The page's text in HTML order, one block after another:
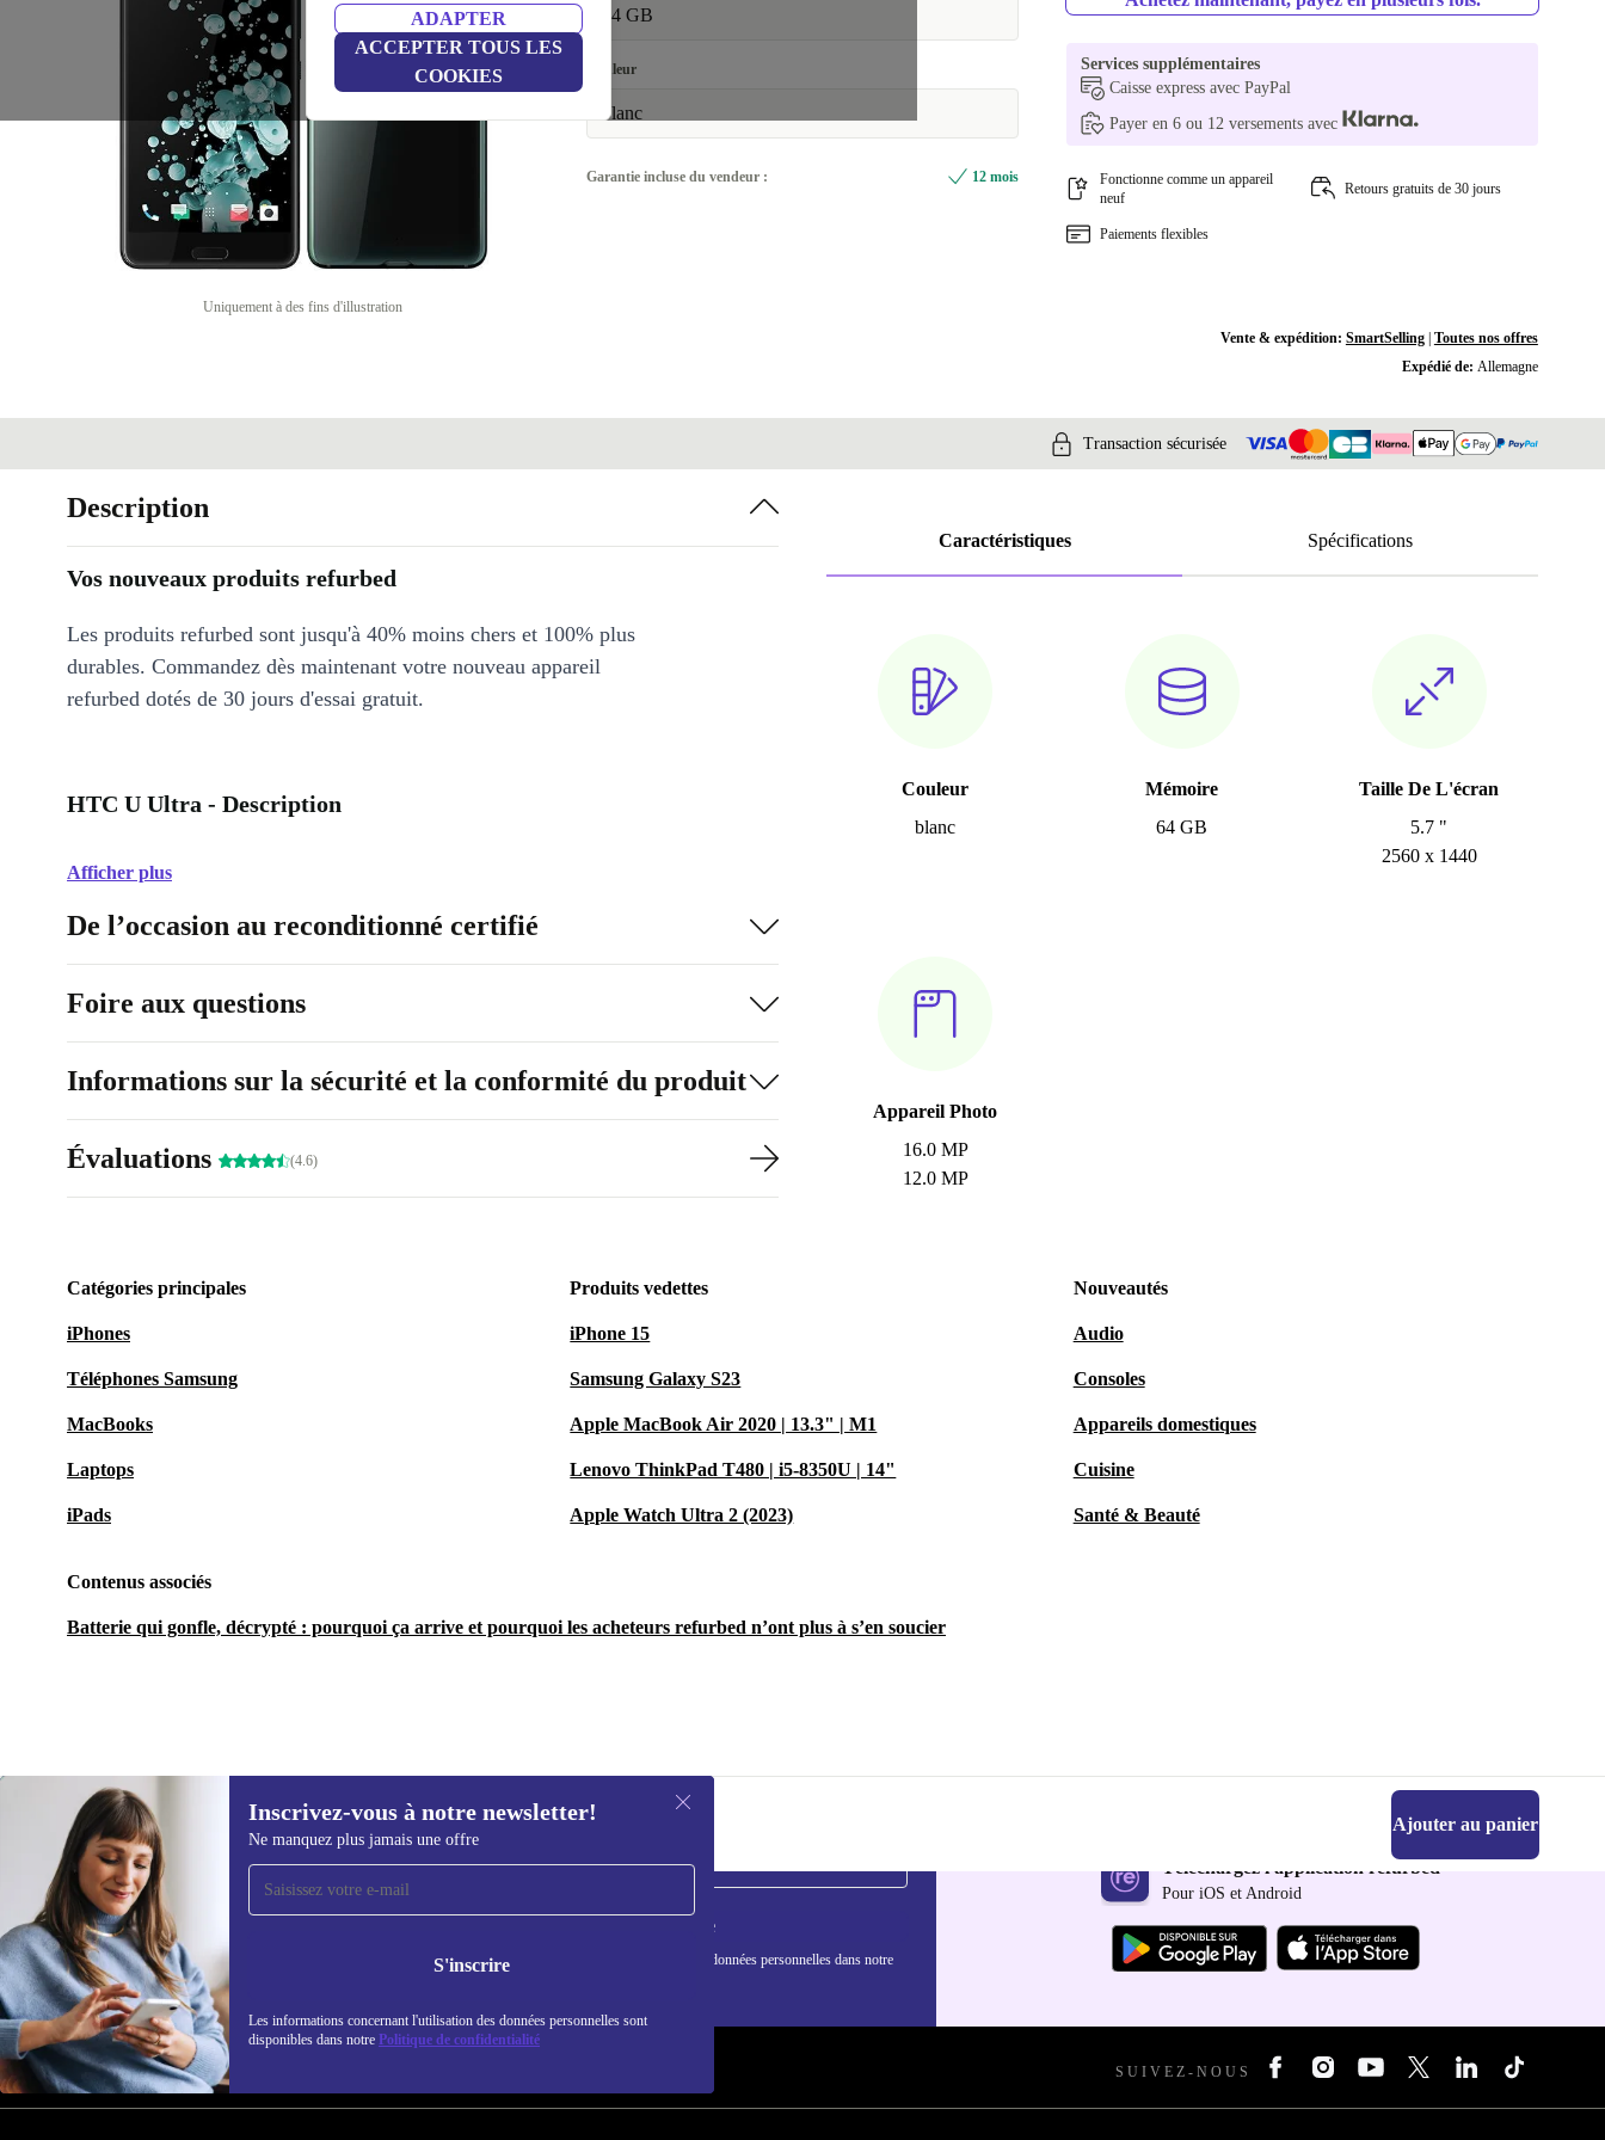
ADAPTER
ACCEPTER TOUS LES
COOKIES
Uniquement à des fins d'illustration
64 GB
Couleur
blanc
Garantie incluse du vendeur : 12 mois
Services supplémentaires
Caisse express avec PayPal
Payer en 6 ou 12 versements avec
Fonctionne comme un appareil
neuf
Retours gratuits de 30 jours
Paiements flexibles
Vente & expédition: SmartSelling| Toutes nos offres
Expédié de: Allemagne
Transaction sécurisée
Caractéristiques Spécifications
Couleur
blanc
Mémoire
64 GB
Taille De L'écran
5.7 "
2560 x 1440
Appareil Photo
16.0 MP
12.0 MP
Description
Vos nouveaux produits refurbed
Les produits refurbed sont jusqu'à 40% moins chers et 100% plus
durables. Commandez dès maintenant votre nouveau appareil
refurbed dotés de 30 jours d'essai gratuit.
HTC U Ultra - Description
Afficher plus
De l’occasion au reconditionné certifié
Foire aux questions
Informations sur la sécurité et la conformité du produit
Évaluations (4.6)
Catégories principales
iPhones
Téléphones Samsung
MacBooks
Laptops
iPads
Produits vedettes
iPhone 15
Samsung Galaxy S23
Apple MacBook Air 2020 | 13.3" | M1
Lenovo ThinkPad T480 | i5-8350U | 14"
Apple Watch Ultra 2 (2023)
Nouveautés
Audio
Consoles
Appareils domestiques
Cuisine
Santé & Beauté
Contenus associés
Batterie qui gonfle, décrypté : pourquoi ça arrive et pourquoi les acheteurs refurbed n’ont plus à s’en soucier
143,99 € Ajouter au panier
Inscrivez-vous à notre newsletter!
Ne manquez plus jamais une offre
S'inscrire
Les informations concernant l'utilisation des données personnelles sont
disponibles dans notre Politique de confidentialité
Recevoir offres et infos de
refurbed par mail
Ne manquez plus aucune offre.
S'inscrire
Retrouvez les informations sur l'utilisation des données personnelles dans notre
Téléchargez l'application refurbed
Pour iOS et Android
REFURBED FRANCE - RETHINK NEW. SUIVEZ-NOUS